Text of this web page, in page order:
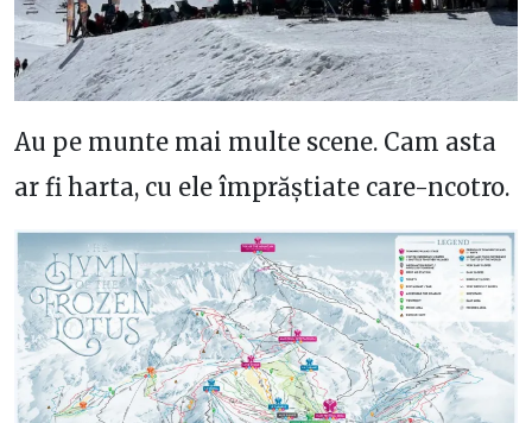
Au pe munte mai multe scene. Cam asta
ar fi harta, cu ele împrăștiate care-ncotro.